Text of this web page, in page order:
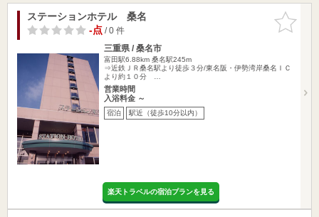
お気に入
りに追加
ステーションホテル 桑名
-点/ 0 件
三重県 / 桑名市
富田駅6.88km 桑名駅245m
⇒近鉄ＪＲ桑名駅より徒歩３分/東名阪・伊勢湾岸桑名ＩＣ
より約１０分 …
営業時間
入浴料金 ～
宿泊 駅近（徒歩10分以内）
楽天トラベルの宿泊プランを見る